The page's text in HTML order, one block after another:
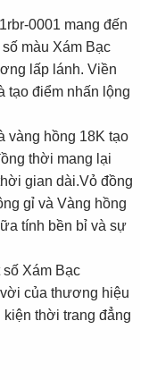
0001 mang đến
màu Xám Bạc
lấp lánh. Viền
tạo điểm nhấn lộng
vàng hồng 18K tạo
thời mang lại
gian dài.Vỏ đồng
gỉ và Vàng hồng
tính bền bỉ và sự
Xám Bạc
của thương hiệu
kiện thời trang đẳng